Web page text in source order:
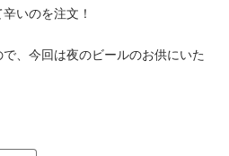
いのを注文！
、今回は夜のビールのお供にいた